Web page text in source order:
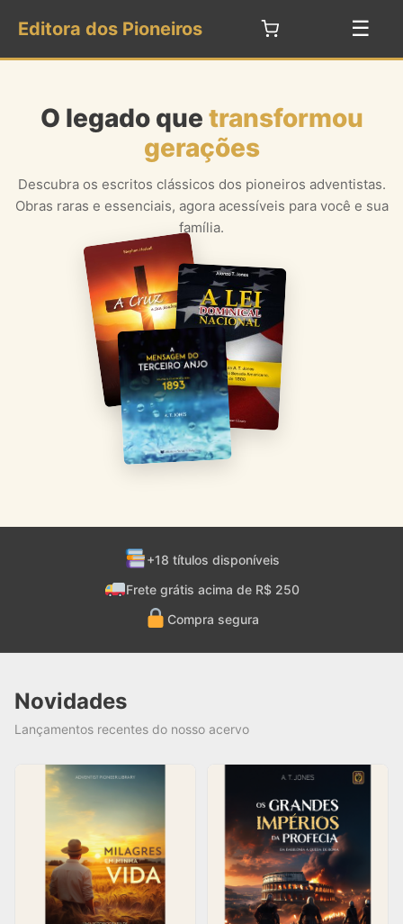
Editora dos Pioneiros ☰
O legado que transformou
gerações
Descubra os escritos clássicos dos pioneiros adventistas.
Obras raras e essenciais, agora acessíveis para você e sua
família.
+18 títulos disponíveis
Frete grátis acima de R$ 250
Compra segura
Novidades
Lançamentos recentes do nosso acervo